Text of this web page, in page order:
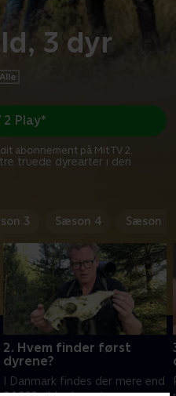
3 dyr
truede dyrearter i den
2 Play*
abonnement på Mit TV 2.
3 Sæson 4 Sæson 5
2. Hvem finder først
dyrene?
I Danmark findes der mere end